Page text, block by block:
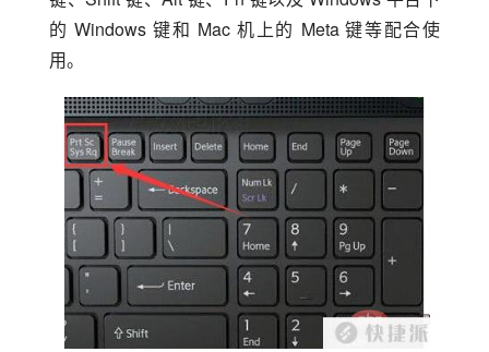
的 Windows 键和 Mac 机上的 Meta 键等配合使
用。